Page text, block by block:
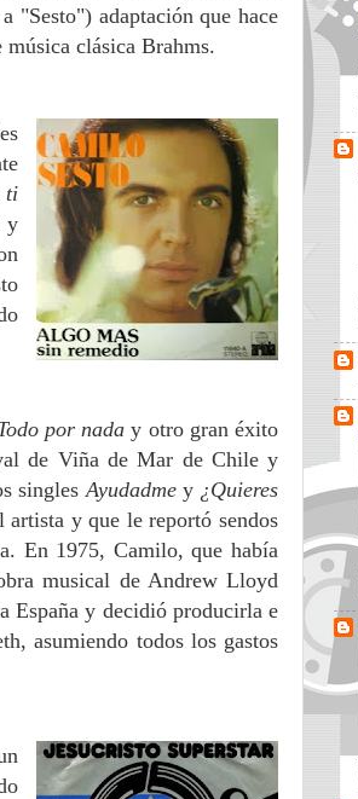
"Sesto") adaptación que hace
clásica Brahms.
ti
y
por naday otro gran éxito
de Viña de Mar de Chile y
singles Ayudadme y ¿Quieres
artista y que le reportó sendos
En 1975, Camilo, que había
musical de Andrew Lloyd
España y decidió producirla e
asumiendo todos los gastos